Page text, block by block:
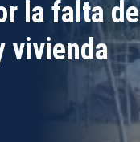
la falta de
vivienda